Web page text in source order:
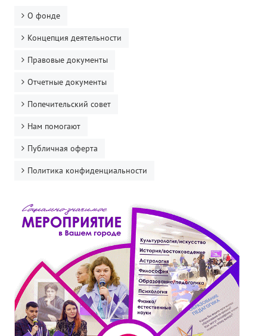
О фонде
Концепция деятельности
Правовые документы
Отчетные документы
Попечительский совет
Нам помогают
Публичная оферта
Политика конфиденциальности